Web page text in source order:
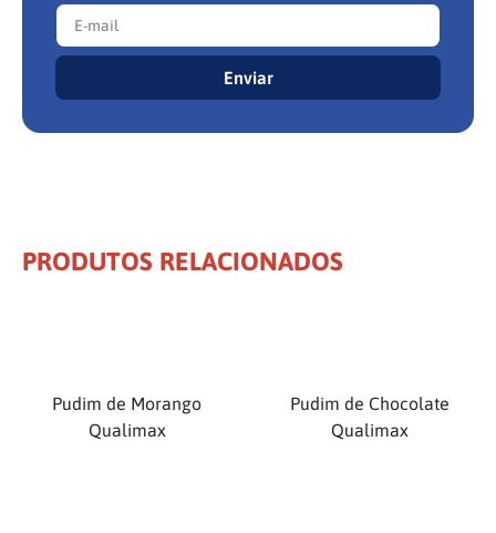
Enviar
PRODUTOS RELACIONADOS
Pudim de Morango
Qualimax
Pudim de Chocolate
Qualimax